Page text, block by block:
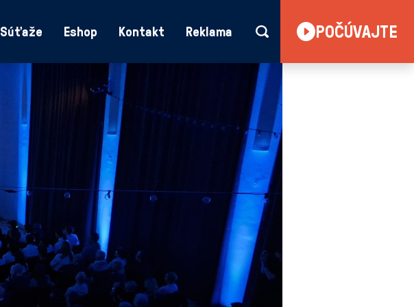
Súťaže Eshop Kontakt Reklama POČÚVAJTE